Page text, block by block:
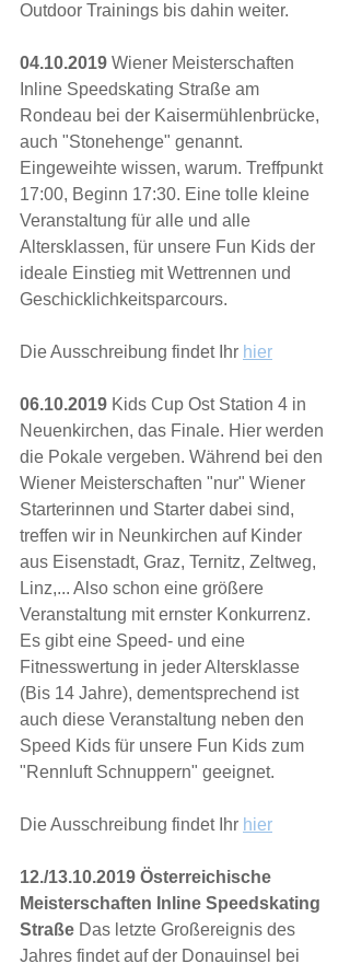
Outdoor Trainings bis dahin weiter.
04.10.2019 Wiener Meisterschaften
Inline Speedskating Straße am
Rondeau bei der Kaisermühlenbrücke,
auch "Stonehenge" genannt.
Eingeweihte wissen, warum. Treffpunkt
17:00, Beginn 17:30. Eine tolle kleine
Veranstaltung für alle und alle
Altersklassen, für unsere Fun Kids der
ideale Einstieg mit Wettrennen und
Geschicklichkeitsparcours.
Die Ausschreibung findet Ihr hier
06.10.2019 Kids Cup Ost Station 4 in
Neuenkirchen, das Finale. Hier werden
die Pokale vergeben. Während bei den
Wiener Meisterschaften "nur" Wiener
Starterinnen und Starter dabei sind,
treffen wir in Neunkirchen auf Kinder
aus Eisenstadt, Graz, Ternitz, Zeltweg,
Linz,... Also schon eine größere
Veranstaltung mit ernster Konkurrenz.
Es gibt eine Speed- und eine
Fitnesswertung in jeder Altersklasse
(Bis 14 Jahre), dementsprechend ist
auch diese Veranstaltung neben den
Speed Kids für unsere Fun Kids zum
"Rennluft Schnuppern" geeignet.
Die Ausschreibung findet Ihr hier
12./13.10.2019 Österreichische
Meisterschaften Inline Speedskating
Straße Das letzte Großereignis des
Jahres findet auf der Donauinsel bei